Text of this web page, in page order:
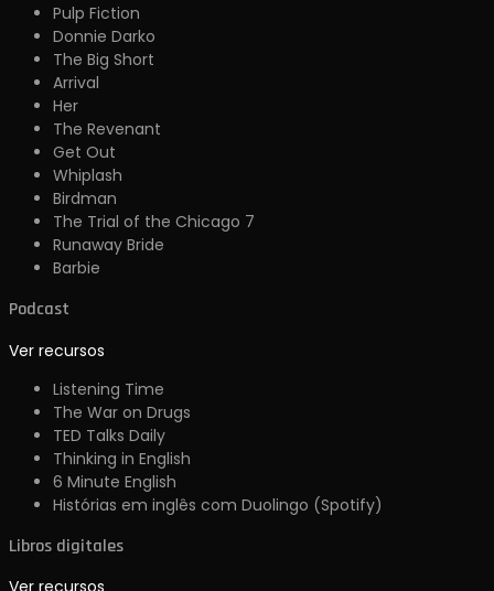
Pulp Fiction
Donnie Darko
The Big Short
Arrival
Her
The Revenant
Get Out
Whiplash
Birdman
The Trial of the Chicago 7
Runaway Bride
Barbie
Podcast
Ver recursos
Listening Time
The War on Drugs
TED Talks Daily
Thinking in English
6 Minute English
Histórias em inglês com Duolingo (Spotify)
Libros digitales